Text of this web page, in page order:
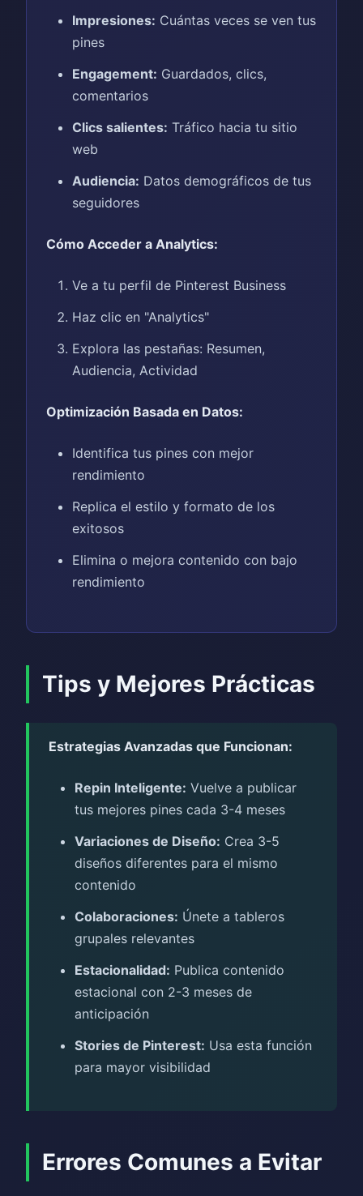
Impresiones: Cuántas veces se ven tus
pines
Engagement: Guardados, clics,
comentarios
Clics salientes: Tráfico hacia tu sitio
web
Audiencia: Datos demográficos de tus
seguidores
Cómo Acceder a Analytics:
Ve a tu perfil de Pinterest Business
Haz clic en "Analytics"
Explora las pestañas: Resumen,
Audiencia, Actividad
Optimización Basada en Datos:
Identifica tus pines con mejor
rendimiento
Replica el estilo y formato de los
exitosos
Elimina o mejora contenido con bajo
rendimiento
Tips y Mejores Prácticas
Estrategias Avanzadas que Funcionan:
Repin Inteligente: Vuelve a publicar
tus mejores pines cada 3-4 meses
Variaciones de Diseño: Crea 3-5
diseños diferentes para el mismo
contenido
Colaboraciones: Únete a tableros
grupales relevantes
Estacionalidad: Publica contenido
estacional con 2-3 meses de
anticipación
Stories de Pinterest: Usa esta función
para mayor visibilidad
Errores Comunes a Evitar